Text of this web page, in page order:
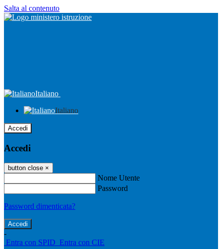
Salta al contenuto
Italiano
Italiano
Accedi
Accedi
button close ×
Nome Utente
Password
Password dimenticata?
-
Entra con SPID Entra con CIE